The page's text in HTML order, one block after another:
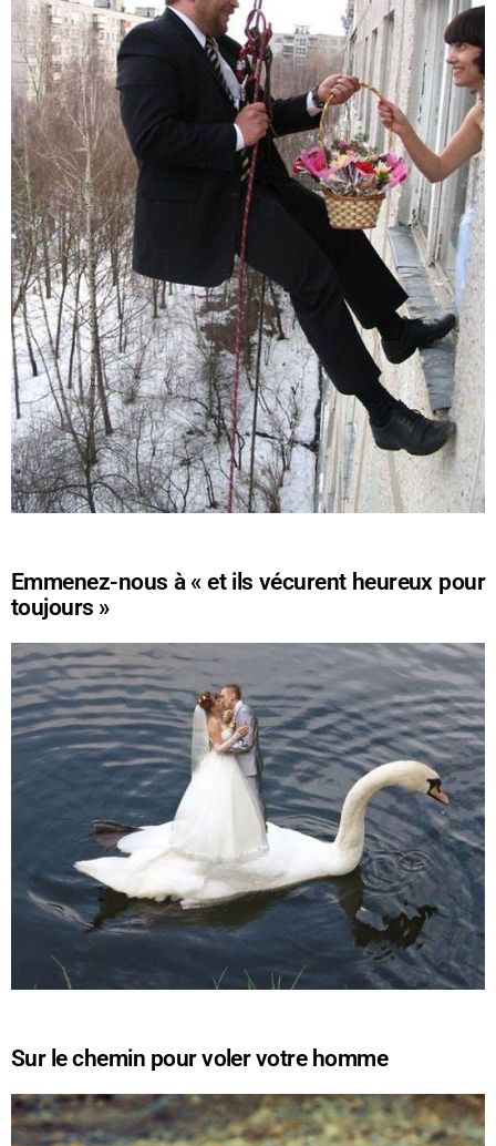
Emmenez-nous à « et ils vécurent heureux pour
toujours »
Sur le chemin pour voler votre homme